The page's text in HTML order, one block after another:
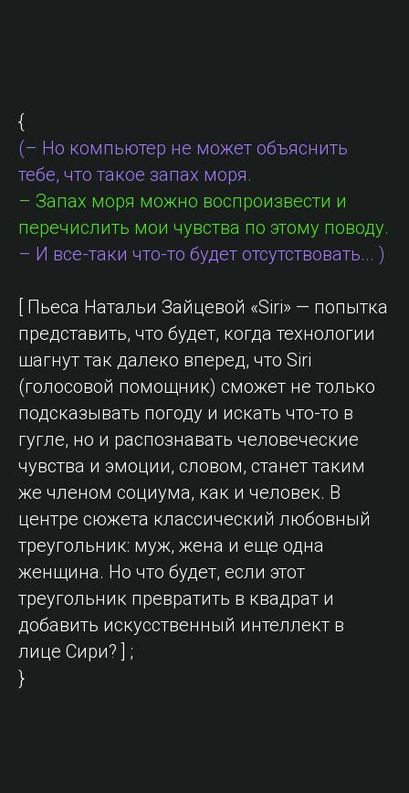
{
(– Но компьютер не может объяснить
тебе, что такое запах моря.
– Запах моря можно воспроизвести и
перечислить мои чувства по этому поводу.
– И все-таки что-то будет отсутствовать... )
[ Пьеса Натальи Зайцевой «Siri» — попытка
представить, что будет, когда технологии
шагнут так далеко вперед, что Siri
(голосовой помощник) сможет не только
подсказывать погоду и искать что-то в
гугле, но и распознавать человеческие
чувства и эмоции, словом, станет таким
же членом социума, как и человек. В
центре сюжета классический любовный
треугольник: муж, жена и еще одна
женщина. Но что будет, если этот
треугольник превратить в квадрат и
добавить искусственный интеллект в
лице Сири? ] ;
}